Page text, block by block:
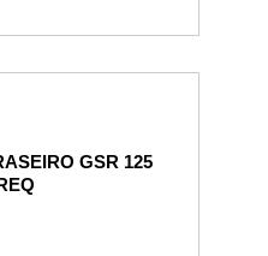
GSR 125